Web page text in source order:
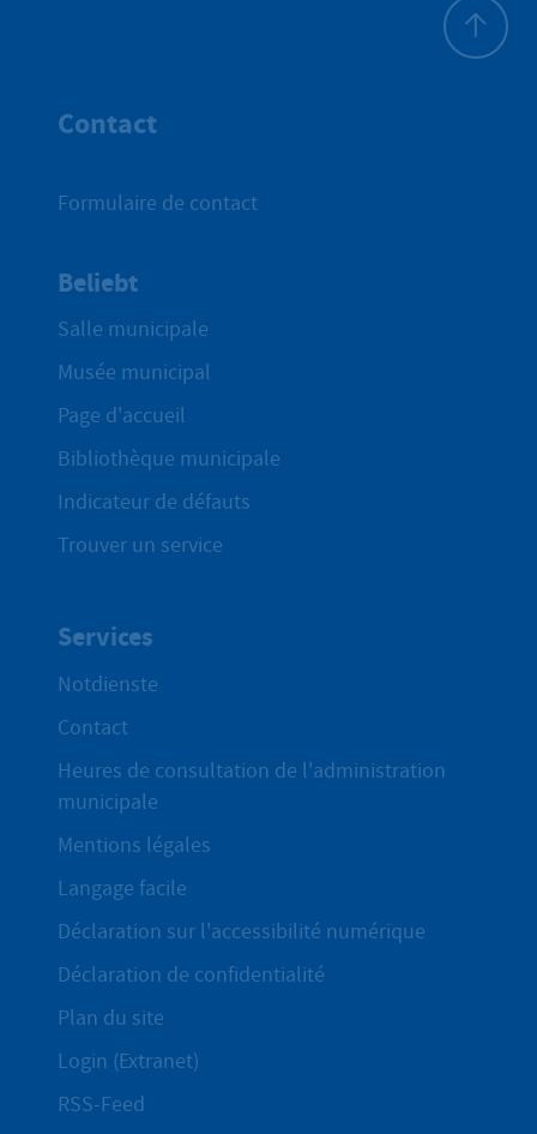
Contact
Formulaire de contact
Beliebt
Salle municipale
Musée municipal
Page d'accueil
Bibliothèque municipale
Indicateur de défauts
Trouver un service
Services
Notdienste
Contact
Heures de consultation de l'administration
municipale
Mentions légales
Langage facile
Déclaration sur l'accessibilité numérique
Déclaration de confidentialité
Plan du site
Login (Extranet)
RSS-Feed